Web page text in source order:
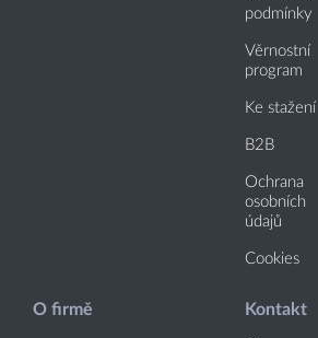
podmínky
Věrnostní
program
Ke stažení
B2B
Ochrana
osobních
údajů
Cookies
O firmě Kontakt